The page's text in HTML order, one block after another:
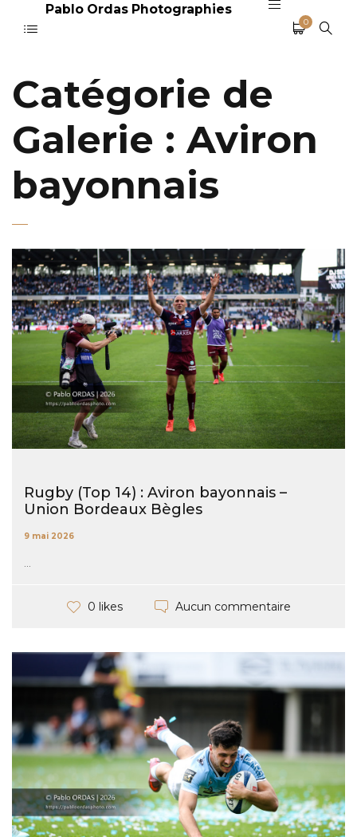
Pablo Ordas Photographies
0
Catégorie de
Galerie :Aviron
bayonnais
Rugby (Top 14) : Aviron bayonnais –
Union Bordeaux Bègles
9 mai 2026
...
0 likes Aucun commentaire